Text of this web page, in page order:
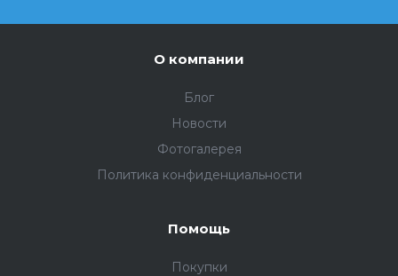
О компании
Блог
Новости
Фотогалерея
Политика конфиденциальности
Помощь
Покупки